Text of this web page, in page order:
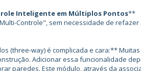
Inteligente em Múltiplos Pontos**
Controle", sem necessidade de refazer
way) é complicada e cara:** Muitas
Adicionar essa funcionalidade
paredes. Este módulo, através da